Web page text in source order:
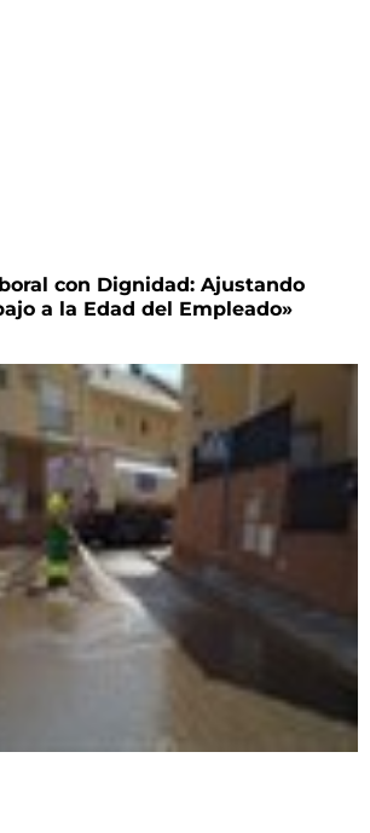
con Dignidad: Ajustando
a la Edad del Empleado»